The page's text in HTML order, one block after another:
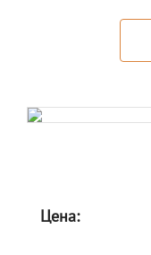
Цена: